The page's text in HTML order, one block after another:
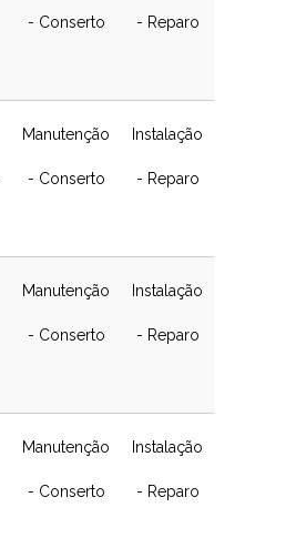
- Conserto - Reparo
Manutenção
- Conserto
Instalação
- Reparo
Manutenção
- Conserto
Instalação
- Reparo
Manutenção
- Conserto
Instalação
- Reparo